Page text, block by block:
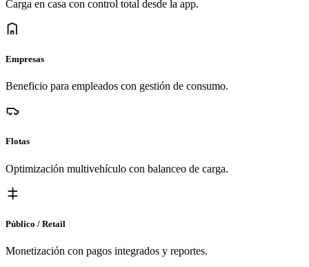
Carga en casa con control total desde la app.
Empresas
Beneficio para empleados con gestión de consumo.
Flotas
Optimización multivehículo con balanceo de carga.
Público / Retail
Monetización con pagos integrados y reportes.